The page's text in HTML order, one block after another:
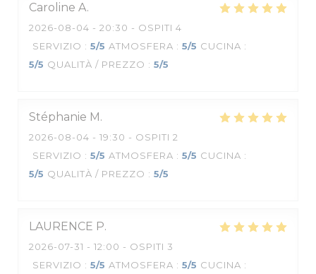
Caroline A
2026-08-04 - 20:30 - OSPITI 4
SERVIZIO : 5/5 ATMOSFERA : 5/5 CUCINA :
5/5 QUALITÀ / PREZZO : 5/5
Stéphanie M
2026-08-04 - 19:30 - OSPITI 2
SERVIZIO : 5/5 ATMOSFERA : 5/5 CUCINA :
5/5 QUALITÀ / PREZZO : 5/5
LAURENCE P
2026-07-31 - 12:00 - OSPITI 3
SERVIZIO : 5/5 ATMOSFERA : 5/5 CUCINA :